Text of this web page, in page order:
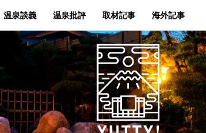
温泉談義 温泉批評 取材記事 海外記事